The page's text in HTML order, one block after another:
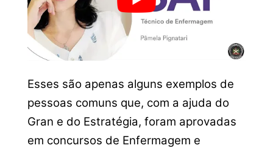
Esses são apenas alguns exemplos de
pessoas comuns que, com a ajuda do
Gran e do Estratégia, foram aprovadas
em concursos de Enfermagem e